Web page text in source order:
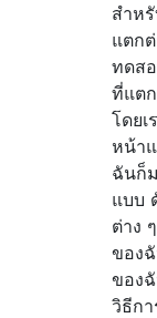
สำห
แตก
ทดส
ที่แต
โดย
หน้า
ฉันก็
แบบ
ต่าง
ของ
ของ
วิธีก